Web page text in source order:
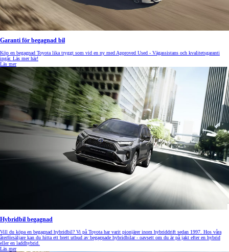
Garanti för begagnad bil
Köp en begagnad Toyota lika tryggt som vid en ny med Approved Used - Vägassistans och kvalitetsgaranti
ingår. Läs mer här!
Läs mer
Hybridbil begagnad
Vill du köpa en begagnad hybridbil? Vi på Toyota har varit pionjärer inom hybriddrift sedan 1997. Hos våra
återförsäljare kan du hitta ett brett utbud av begagnade hybridbilar - oavsett om du är på jakt efter en hybrid
eller en laddhybrid.
Läs mer